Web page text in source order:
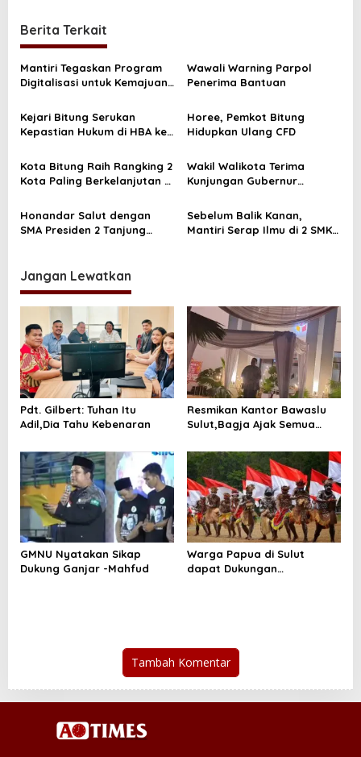
g
a
s
p
s
Berita Terkait
Mantiri Tegaskan Program
Digitalisasi untuk Kemajuan
Wawali Warning Parpol
Penerima Bantuan
Kejari Bitung Serukan
Kepastian Hukum di HBA ke
Horee, Pemkot Bitung
Hidupkan Ulang CFD
Kota Bitung Raih Rangking 2
Kota Paling Berkelanjutan di
Wakil Walikota Terima
Kunjungan Gubernur
Honandar Salut dengan
SMA Presiden 2 Tanjung
Sebelum Balik Kanan,
Mantiri Serap Ilmu di 2 SMK
Jangan Lewatkan
Pdt. Gilbert: Tuhan Itu
Adil,Dia Tahu Kebenaran
Resmikan Kantor Bawaslu
Sulut,Bagja Ajak Semua
GMNU Nyatakan Sikap
Dukung Ganjar -Mahfud
Warga Papua di Sulut
dapat Dukungan
Tambah Komentar